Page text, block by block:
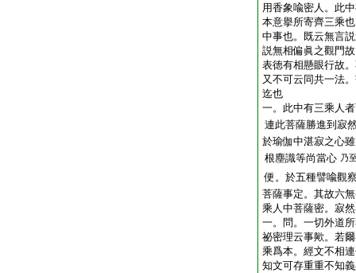
用香象喩密人。此
本意擧所寄齊三乘
中事也。既云無言
説無相偏眞之觀門
表徳有相懸眼行故
又不可云同共一法
迄也
一。此中有三乘人
連此菩薩勝進到寂
於瑜伽中湛寂之心
根塵識等尚當心 乃
便。於五種譬喩觀
菩薩事定。其故六
乘人中菩薩密。寂
一。問。一切外道
祕密理云事歟。若
乘爲本。經文不相
知文可存重重不知